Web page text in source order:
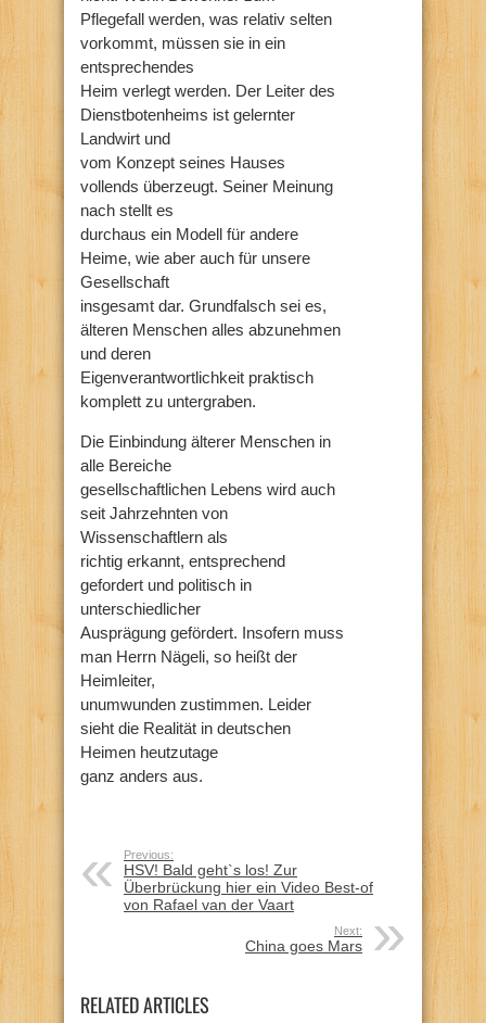
Pflegefall werden, was relativ selten
vorkommt, müssen sie in ein
entsprechendes
Heim verlegt werden. Der Leiter des
Dienstbotenheims ist gelernter
Landwirt und
vom Konzept seines Hauses
vollends überzeugt. Seiner Meinung
nach stellt es
durchaus ein Modell für andere
Heime, wie aber auch für unsere
Gesellschaft
insgesamt dar. Grundfalsch sei es,
älteren Menschen alles abzunehmen
und deren
Eigenverantwortlichkeit praktisch
komplett zu untergraben.
Die Einbindung älterer Menschen in
alle Bereiche
gesellschaftlichen Lebens wird auch
seit Jahrzehnten von
Wissenschaftlern als
richtig erkannt, entsprechend
gefordert und politisch in
unterschiedlicher
Ausprägung gefördert. Insofern muss
man Herrn Nägeli, so heißt der
Heimleiter,
unumwunden zustimmen. Leider
sieht die Realität in deutschen
Heimen heutzutage
ganz anders aus.
Previous:
HSV! Bald geht`s los! Zur
Überbrückung hier ein Video Best-of
von Rafael van der Vaart
Next:
China goes Mars
RELATED ARTICLES